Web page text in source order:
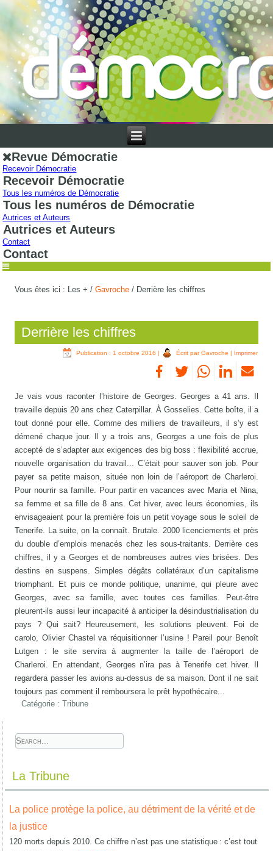
Revue Démocratie
Recevoir Démocratie
Recevoir Démocratie
Tous les numéros de Démocratie
Tous les numéros de Démocratie
Autrices et Auteurs
Autrices et Auteurs
Contact
Contact
Vous êtes ici : Les + /Gavroche / Derrière les chiffres
Derrière les chiffres
Publication : 1 octobre 2016 | Écrit par Gavroche | Imprimer
Je vais vous raconter l’histoire de Georges. Georges a 41 ans. Il
travaille depuis 20 ans chez Caterpillar. À Gosselies. Cette boîte, il a
tout donné pour elle. Comme des milliers de travailleurs, il s’y est
démené chaque jour. Il y a trois ans, Georges a une fois de plus
accepté de s’adapter aux exigences des big boss : flexibilité accrue,
nouvelle organisation du travail... C’était pour sauver son job. Pour
payer sa petite maison, située non loin de l’aéroport de Charleroi.
Pour nourrir sa famille. Pour partir en vacances avec Maria et Nina,
sa femme et sa fille de 8 ans. Cet hiver, avec leurs économies, ils
envisageaient pour la première fois un petit voyage sous le soleil de
Tenerife. La suite, on la connaît. Brutale. 2000 licenciements et près
du double d’emplois menacés chez les sous-traitants. Derrière ces
chiffres, il y a Georges et de nombreuses autres vies brisées. Des
destins en suspens. Simples dégâts collatéraux d’un capitalisme
triomphant. Et puis ce monde politique, unanime, qui pleure avec
Georges, avec sa famille, avec toutes ces familles. Peut-être
pleurent-ils aussi leur incapacité à anticiper la désindustrialisation du
pays ? Qui sait? Heureusement, les solutions pleuvent. Foi de
carolo, Olivier Chastel va réquisitionner l’usine ! Pareil pour Benoît
Lutgen : le site servira à augmenter la taille de l’aéroport de
Charleroi. En attendant, Georges n’ira pas à Tenerife cet hiver. Il
regardera passer les avions au-dessus de sa maison. Dont il ne sait
toujours pas comment il remboursera le prêt hypothécaire...
Catégorie :Tribune
La Tribune
La police protège la police, au détriment de la vérité et de
la justice
120 morts depuis 2010. Ce chiffre n’est pas une statistique : c’est tout